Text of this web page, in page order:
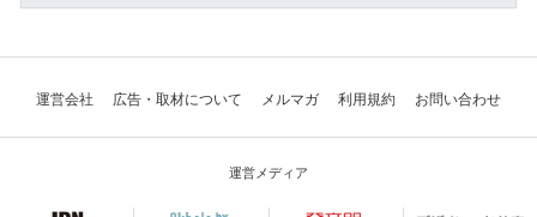
運営会社 広告・取材について メルマガ 利用規約 お問い合わせ
運営メディア